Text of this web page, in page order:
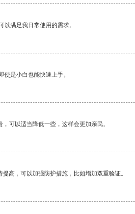
以满足我日常使用的需求。
使是小白也能快速上手。
可以适当降低一些，这样会更加亲民。
高，可以加强防护措施，比如增加双重验证。